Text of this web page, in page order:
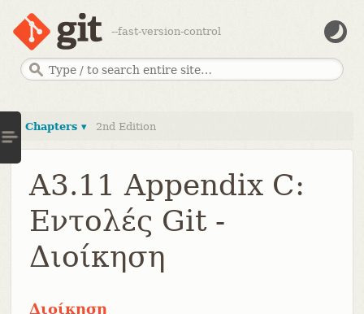
--fast-version-control
Chapters ▾ 2nd Edition
A3.11 Appendix C:
Εντολές Git -
Διοίκηση
Διοίκηση